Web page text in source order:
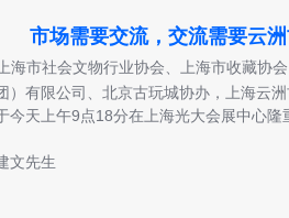
市场需要交流，交流需要云
海市社会文物行业协会、上海市收藏协
）有限公司、北京古玩城协办，上海云
天上午9点18分在上海光大会展中心隆
文先生